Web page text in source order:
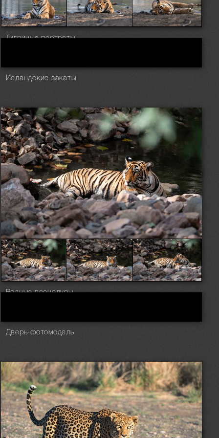
Тигриные портреты
Исландские закаты
Водные процедуры
Дверь-фотомодель